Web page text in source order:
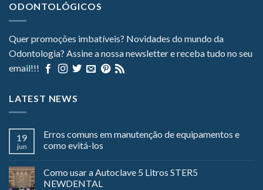
ODONTOLÓGICOS
Quer promoções imbatíveis? Novidades do mundo da
Odontologia? Assine a nossa newsletter e receba tudo no seu
email!!!
LATEST NEWS
19
jun
Erros comuns em manutenção de equipamentos e
como evitá-los
Como usar a Autoclave 5 Litros STER5
NEWDENTAL